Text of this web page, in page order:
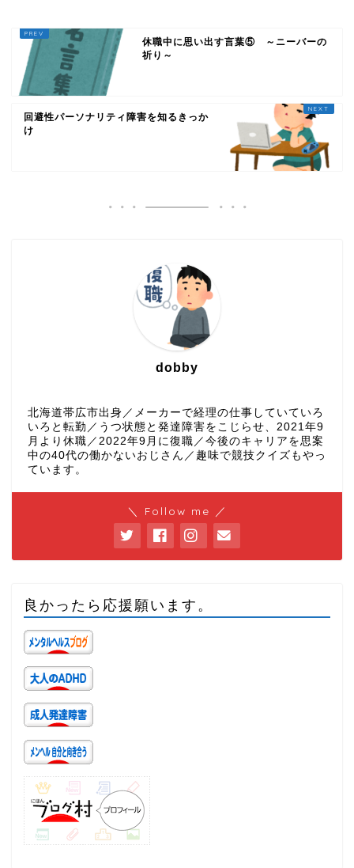
休職中に思い出す言葉⑤ ～ニーバーの
祈り～
回避性パーソナリティ障害を知るきっか
け
dobby
北海道帯広市出身／メーカーで経理の仕事していていろ
いろと転勤／うつ状態と発達障害をこじらせ、2021年9
月より休職／2022年9月に復職／今後のキャリアを思案
中の40代の働かないおじさん／趣味で競技クイズもやっ
ています。
＼ Follow me ／
良かったら応援願います。